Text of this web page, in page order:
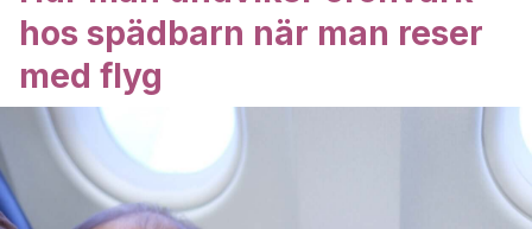
hos spädbarn när man reser
med flyg